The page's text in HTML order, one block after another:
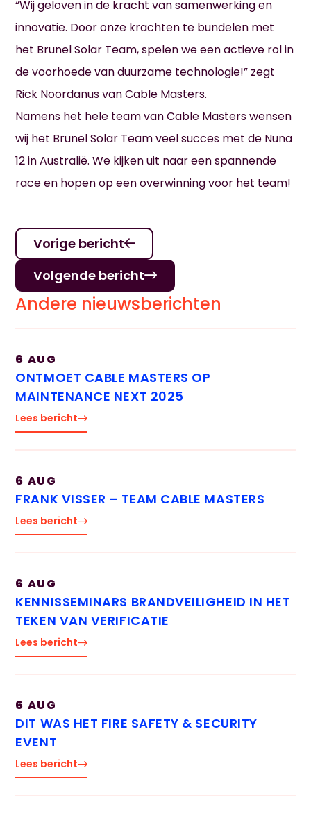
“Wij geloven in de kracht van samenwerking en
innovatie. Door onze krachten te bundelen met
het Brunel Solar Team, spelen we een actieve rol in
de voorhoede van duurzame technologie!” zegt
Rick Noordanus van Cable Masters.
Namens het hele team van Cable Masters wensen
wij het Brunel Solar Team veel succes met de Nuna
12 in Australië. We kijken uit naar een spannende
race en hopen op een overwinning voor het team!
Vorige bericht
Volgende bericht
Andere nieuwsberichten
6 AUG
ONTMOET CABLE MASTERS OP
MAINTENANCE NEXT 2025
Lees bericht
6 AUG
FRANK VISSER – TEAM CABLE MASTERS
Lees bericht
6 AUG
KENNISSEMINARS BRANDVEILIGHEID IN HET
TEKEN VAN VERIFICATIE
Lees bericht
6 AUG
DIT WAS HET FIRE SAFETY & SECURITY
EVENT
Lees bericht
Telefoonnummer